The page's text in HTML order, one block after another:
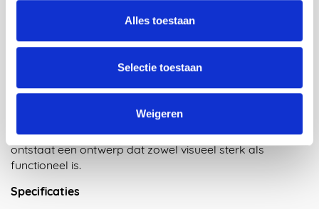
Alles toestaan
Selectie toestaan
Weigeren
dat er geen extra onderdelen nodig zijn om de planken
aan het frame te bevestigen, wat zorgt voor een
het ontwerp zit in de functionaliteit en het duidelijke
zichtbare productieproces, waarbij elk detail een
kastensysteem is een perfect voorbeeld van Maartens
aanpak: door eenvoud in vorm en functie te combineren,
ontstaat een ontwerp dat zowel visueel sterk als
functioneel is.
Specificaties